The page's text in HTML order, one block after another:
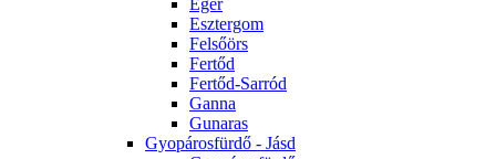
Esztergom
Felsőörs
Fertőd
Fertőd-Sarród
Ganna
Gunaras
Gyopárosfürdő - Jásd